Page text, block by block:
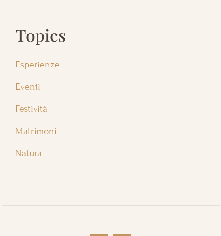
Topics
Esperienze
Eventi
Festività
Matrimoni
Natura